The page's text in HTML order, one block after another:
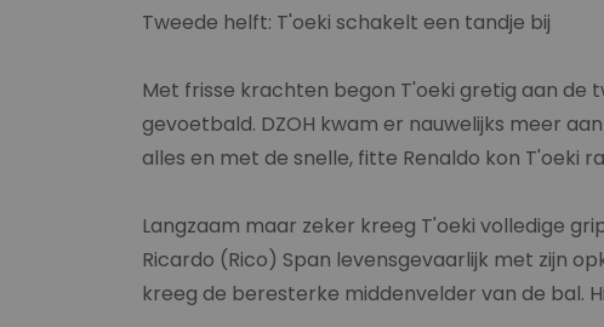
Tweede helft: T'oeki schakelt een tandje bij
Met frisse krachten begon T'oeki gretig aan de
gevoetbald. DZOH kwam er nauwelijks meer
alles en met de snelle, fitte Renaldo kon T'oeki
Langzaam maar zeker kreeg T'oeki volledige
Ricardo (Rico) Span levensgevaarlijk met zijn
kreeg de beresterke middenvelder van de bal.